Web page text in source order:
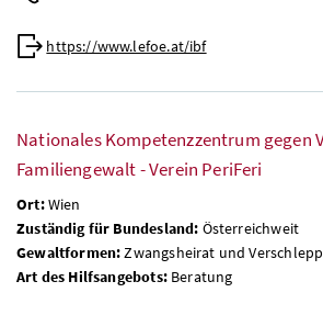
https://www.lefoe.at/ibf
Nationales Kompetenzzentrum gegen
Familiengewalt - Verein PeriFeri
Ort:Wien
Zuständig für Bundesland: Österreichweit
Gewaltformen:Zwangsheirat und
Art des Hilfsangebots:Beratung